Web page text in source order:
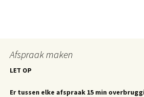
Afspraak maken
LET OP
Er tussen elke afspraak 15 min